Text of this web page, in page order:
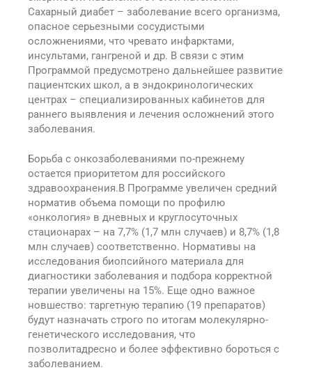
Сахарный диабет – заболевание всего организма,
опасное серьезными сосудистыми
осложнениями, что чревато инфарктами,
инсультами, гангреной и др. В связи с этим
Программой предусмотрено дальнейшее развитие
пациентских школ, а в эндокринологических
центрах – специализированных кабинетов для
раннего выявления и лечения осложнений этого
заболевания.
Борьба с онкозаболеваниями по-прежнему
остается приоритетом для российского
здравоохранения.В Программе увеличен средний
норматив объема помощи по профилю
«онкология» в дневных и круглосуточных
стационарах – на 7,7% (1,7 млн случаев) и 8,7% (1,8
млн случаев) соответственно. Нормативы на
исследования биопсийного материала для
диагностики заболевания и подбора корректной
терапии увеличены на 15%. Еще одно важное
новшество: таргетную терапию (19 препаратов)
будут назначать строго по итогам молекулярно-
генетического исследования, что
позволитадресно и более эффективно бороться с
заболеванием.